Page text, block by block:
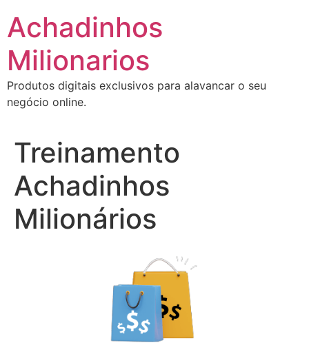
para
conteúdo
Achadinhos
Milionarios
Produtos digitais exclusivos para alavancar o seu
negócio online.
Treinamento
Achadinhos
Milionários